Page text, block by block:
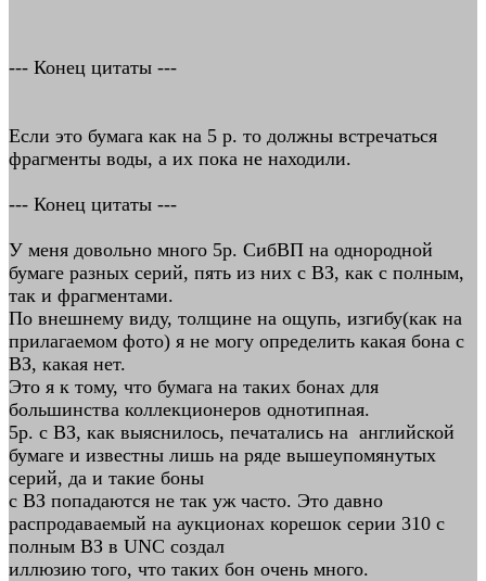
--- Конец цитаты ---
Если это бумага как на 5 р. то должны встречаться
фрагменты воды, а их пока не находили.
--- Конец цитаты ---
У меня довольно много 5р. СибВП на однородной
бумаге разных серий, пять из них с ВЗ, как с полным,
так и фрагментами.
По внешнему виду, толщине на ощупь, изгибу(как на
прилагаемом фото) я не могу определить какая бона с
ВЗ, какая нет.
Это я к тому, что бумага на таких бонах для
большинства коллекционеров однотипная.
5р. c ВЗ, как выяснилось, печатались на английской
бумаге и известны лишь на ряде вышеупомянутых
серий, да и такие боны
с ВЗ попадаются не так уж часто. Это давно
распродаваемый на аукционах корешок серии 310 с
полным ВЗ в UNC создал
иллюзию того, что таких бон очень много.